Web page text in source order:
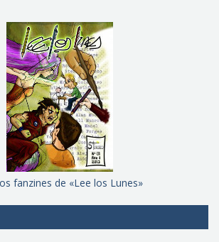
fanzines de «Lee los Lunes»